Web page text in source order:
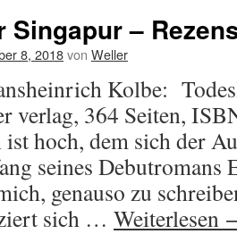
Singapur –
8, 2018von Weller
Kolbe:
verlag, 364 Seiten,
hoch, dem sich der
seines Debutromans
genauso zu
sich … Weiterlesen